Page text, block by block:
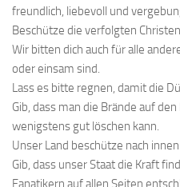
freundlich, liebevoll und
Beschütze die verfolgten
Wir bitten dich auch für alle
oder einsam sind.
Lass es bitte regnen, damit die
Gib, dass man die Brände auf
wenigstens gut löschen kann.
Unser Land beschütze nach
Gib, dass unser Staat die Kraft
Fanatikern auf allen Seiten